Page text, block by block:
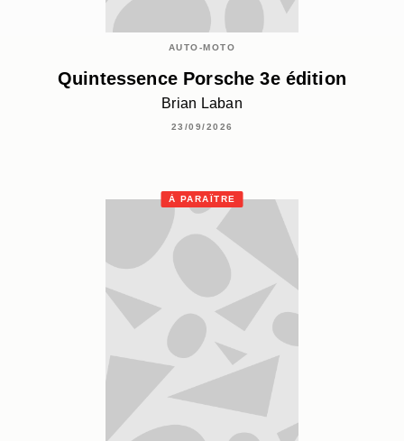
AUTO-MOTO
Quintessence Porsche 3e édition
Brian Laban
23/09/2026
À PARAÎTRE